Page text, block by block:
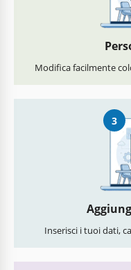
Modifica facilmente
3
Inserisci i tuoi dati,